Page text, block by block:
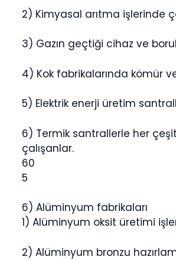
2) Kimyasal arıtma işlerinde
3) Gazın geçtiği cihaz ve
4) Kok fabrikalarında kömür
5) Elektrik enerji üretim
6) Termik santrallerle her
çalışanlar.
60
5
6) Alüminyum fabrikaları
1) Alüminyum oksit üretimi
2) Alüminyum bronzu